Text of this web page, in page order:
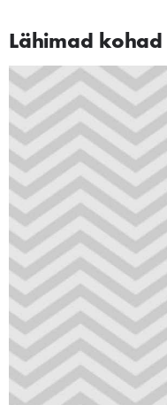
Lähimad kohad